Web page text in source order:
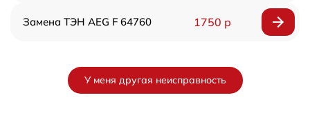
Замена ТЭН AEG F 64760 1750 р
У меня другая неисправность